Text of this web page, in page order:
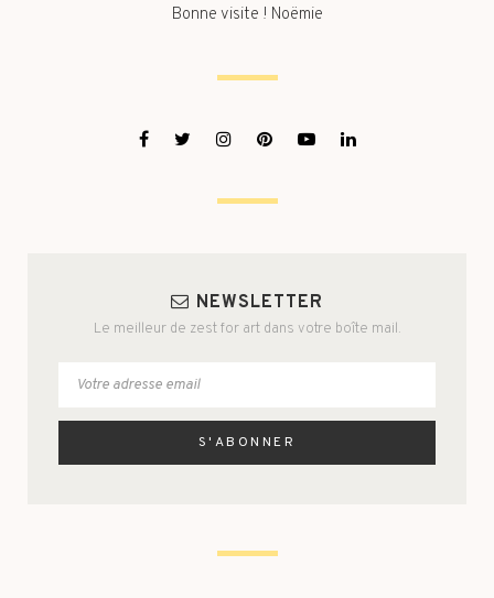
Bonne visite ! Noëmie
NEWSLETTER
Le meilleur de zest for art dans votre boîte mail.